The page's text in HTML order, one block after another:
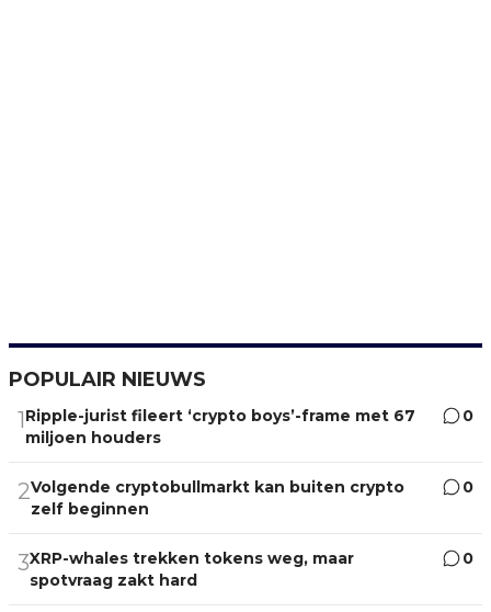
POPULAIR NIEUWS
1Ripple-jurist fileert ‘crypto boys’-frame met 67
miljoen houders
0
2Volgende cryptobullmarkt kan buiten crypto
zelf beginnen
0
3XRP-whales trekken tokens weg, maar
spotvraag zakt hard
0